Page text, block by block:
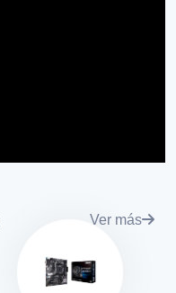
Ver más